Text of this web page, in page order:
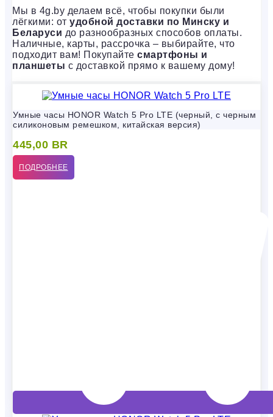
Мы в 4g.by делаем всё, чтобы покупки были
лёгкими: от удобной доставки по Минску и
Беларуси до разнообразных способов оплаты.
Наличные, карты, рассрочка – выбирайте, что
подходит вам! Покупайте смартфоны и
планшеты с доставкой прямо к вашему дому!
Умные часы HONOR Watch 5 Pro LTE (черный, с черным
силиконовым ремешком, китайская версия)
445,00 BR
ПОДРОБНЕЕ